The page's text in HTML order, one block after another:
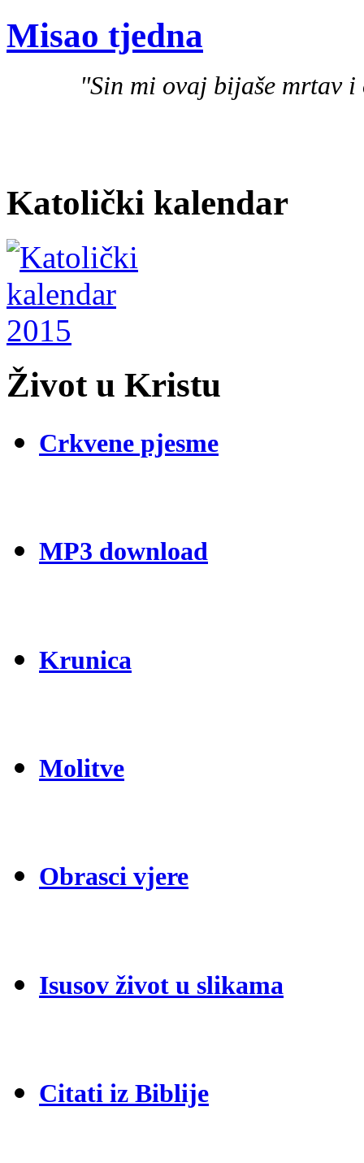
Misao tjedna
"Sin mi ovaj bijaše mrtav
Katolički kalendar
Život u Kristu
Crkvene pjesme
MP3 download
Krunica
Molitve
Obrasci vjere
Isusov život u slikama
Citati iz Biblije